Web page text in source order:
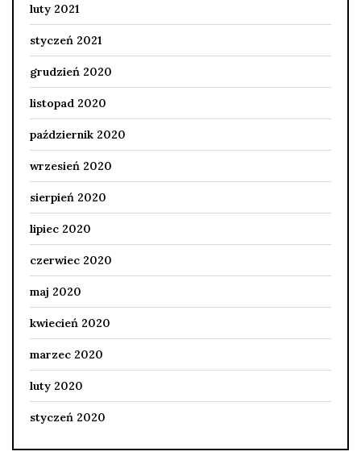
luty 2021
styczeń 2021
grudzień 2020
listopad 2020
październik 2020
wrzesień 2020
sierpień 2020
lipiec 2020
czerwiec 2020
maj 2020
kwiecień 2020
marzec 2020
luty 2020
styczeń 2020